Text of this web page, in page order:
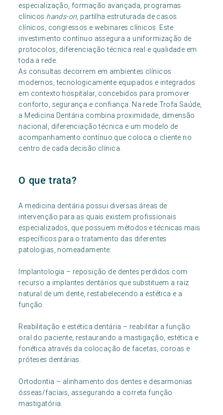
especialização, formação avançada, programas
clínicos hands-on, partilha estruturada de casos
clínicos, congressos e webinares clínicos. Este
investimento contínuo assegura a uniformização de
protocolos, diferenciação técnica real e qualidade em
toda a rede.
As consultas decorrem em ambientes clínicos
modernos, tecnologicamente equipados e integrados
em contexto hospitalar, concebidos para promover
conforto, segurança e confiança. Na rede Trofa Saúde,
a Medicina Dentária combina proximidade, dimensão
nacional, diferenciação técnica e um modelo de
acompanhamento contínuo que coloca o cliente no
centro de cada decisão clínica.
O que trata?
A medicina dentária possui diversas áreas de
intervenção para as quais existem profissionais
especializados, que possuem métodos e técnicas mais
específicos para o tratamento das diferentes
patologias, nomeadamente:
Implantologia – reposição de dentes perdidos com
recurso a implantes dentários que substituem a raiz
natural de um dente, restabelecendo a estética e a
função.
Reabilitação e estética dentária – reabilitar a função
oral do paciente, restaurando a mastigação, estética e
fonética através da colocação de facetas, coroas e
próteses dentárias.
Ortodontia – alinhamento dos dentes e desarmonias
ósseas/faciais, assegurando a correta função
mastigatória.